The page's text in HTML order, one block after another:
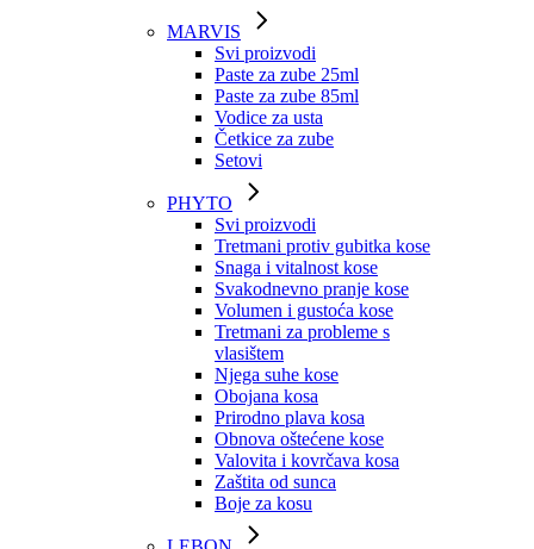
MARVIS
Svi proizvodi
Paste za zube 25ml
Paste za zube 85ml
Vodice za usta
Četkice za zube
Setovi
PHYTO
Svi proizvodi
Tretmani protiv gubitka kose
Snaga i vitalnost kose
Svakodnevno pranje kose
Volumen i gustoća kose
Tretmani za probleme s
vlasištem
Njega suhe kose
Obojana kosa
Prirodno plava kosa
Obnova oštećene kose
Valovita i kovrčava kosa
Zaštita od sunca
Boje za kosu